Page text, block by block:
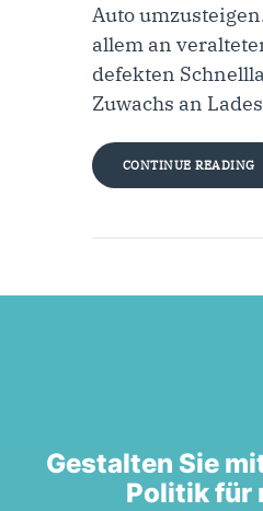
Auto
allem an
defekten
Zuwachs an
CONTINUE READING
Gestalten Sie
Politik für